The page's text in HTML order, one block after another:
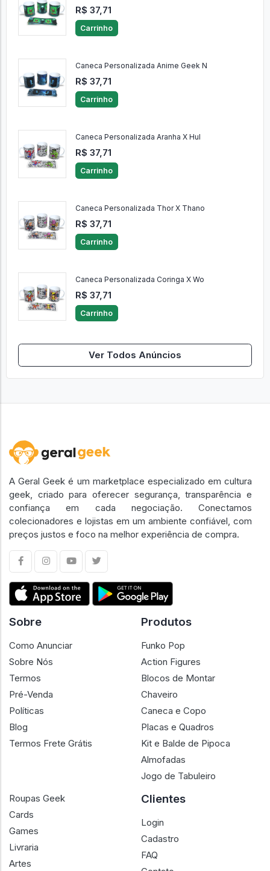
R$ 37,71
Carrinho
Caneca Personalizada Anime Geek N
R$ 37,71
Carrinho
Caneca Personalizada Aranha X Hul
R$ 37,71
Carrinho
Caneca Personalizada Thor X Thano
R$ 37,71
Carrinho
Caneca Personalizada Coringa X Wo
R$ 37,71
Carrinho
Ver Todos Anúncios
A Geral Geek é um marketplace especializado em cultura
geek, criado para oferecer segurança, transparência e
confiança em cada negociação. Conectamos
colecionadores e lojistas em um ambiente confiável, com
preços justos e foco na melhor experiência de compra.
Sobre
Como Anunciar
Sobre Nós
Termos
Pré-Venda
Políticas
Blog
Termos Frete Grátis
Produtos
Funko Pop
Action Figures
Blocos de Montar
Chaveiro
Caneca e Copo
Placas e Quadros
Kit e Balde de Pipoca
Almofadas
Jogo de Tabuleiro
Roupas Geek
Cards
Games
Livraria
Artes
Clientes
Login
Cadastro
FAQ